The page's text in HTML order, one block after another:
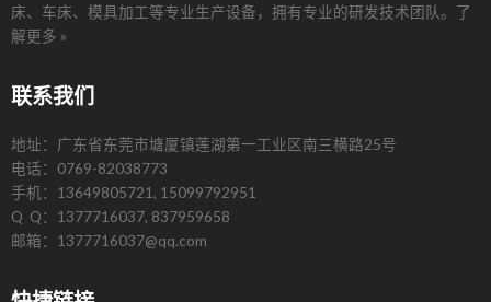
床、车床、模具加工等专业生产设备，拥有专业的研发技术团队。 了
解更多 »
联系我们
地址：广东省东莞市塘厦镇莲湖第一工业区南三横路25号
电话：0769-82038773
手机：13649805721, 15099792951
Q Q：1377716037, 837959658
邮箱：1377716037@qq.com